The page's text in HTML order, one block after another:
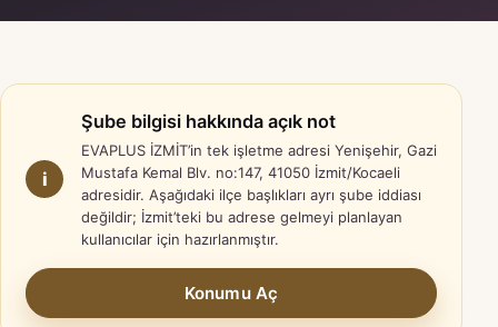
i
Şube bilgisi hakkında açık not
EVAPLUS İZMİT’in tek işletme adresi Yenişehir, Gazi
Mustafa Kemal Blv. no:147, 41050 İzmit/Kocaeli
adresidir. Aşağıdaki ilçe başlıkları ayrı şube iddiası
değildir; İzmit’teki bu adrese gelmeyi planlayan
kullanıcılar için hazırlanmıştır.
Konumu Aç